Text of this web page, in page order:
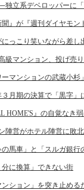
独立系デベロッパーに
』が『週刊ダイヤモ
っこり笑いながら差し
級マンション、投げ売
マンションの武蔵小杉
月期の決算で「黒字」
HOME'S』の自覚なき
陣営がホテル陣営に敗北
馬車」と「スルガ銀行
に換算」できない街
ション」を突き止める